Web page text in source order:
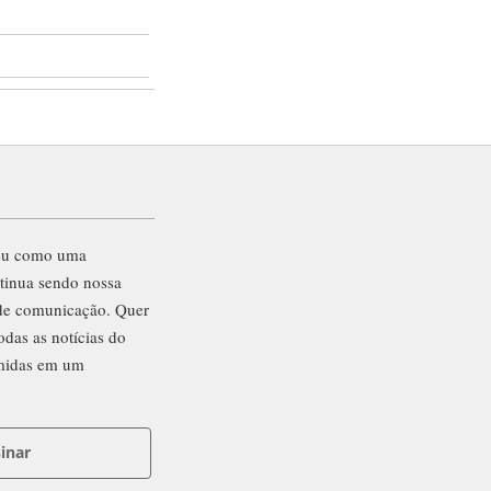
como uma
sendo nossa
comunicação. Quer
as notícias do
em um